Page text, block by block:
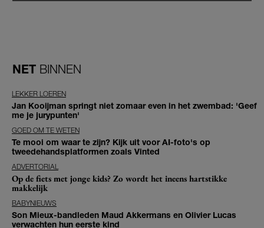
NET BINNEN
LEKKER LOEREN
Jan Kooijman springt niet zomaar even in het zwembad: 'Geef
me je jurypunten'
GOED OM TE WETEN
Te mooi om waar te zijn? Kijk uit voor AI-foto's op
tweedehandsplatformen zoals Vinted
ADVERTORIAL
Op de fiets met jonge kids? Zo wordt het ineens hartstikke
makkelijk
BABYNIEUWS
Son Mieux-bandleden Maud Akkermans en Olivier Lucas
verwachten hun eerste kind